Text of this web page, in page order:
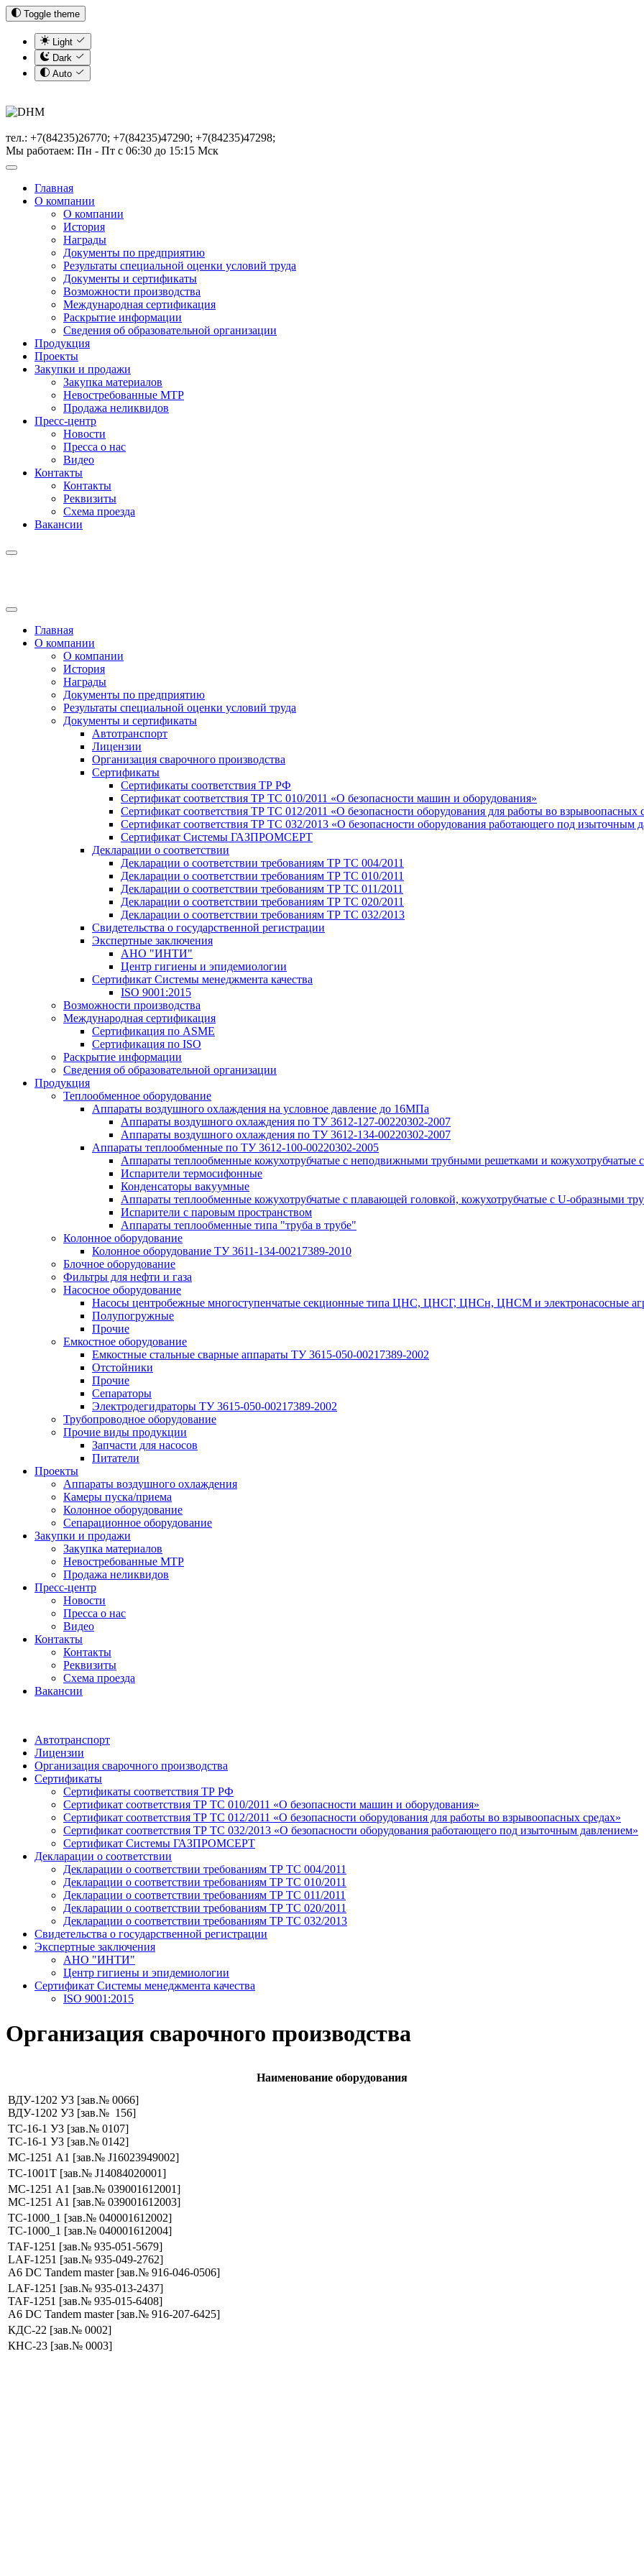
Toggle theme
Light
Dark
Auto
тел.: +7(84235)26770; +7(84235)47290; +7(84235)47298;
Мы работаем: Пн - Пт с 06:30 до 15:15 Мск
Главная
О компании
О компании
История
Награды
Документы по предприятию
Результаты специальной оценки условий труда
Документы и сертификаты
Возможности производства
Международная сертификация
Раскрытие информации
Сведения об образовательной организации
Продукция
Проекты
Закупки и продажи
Закупка материалов
Невостребованные МТР
Продажа неликвидов
Пресс-центр
Новости
Пресса о нас
Видео
Контакты
Контакты
Реквизиты
Схема проезда
Вакансии
Главная
О компании
О компании
История
Награды
Документы по предприятию
Результаты специальной оценки условий труда
Документы и сертификаты
Автотранспорт
Лицензии
Организация сварочного производства
Cертификаты
Сертификаты соответствия ТР РФ
Сертификат соответствия ТР ТС 010/2011 «О безопасности машин и оборудования»
Сертификат соответствия ТР ТС 012/2011 «О безопасности оборудования для работы во взрывоопасных
Сертификат соответствия ТР ТС 032/2013 «О безопасности оборудования работающего под изыточным
Сертификат Системы ГАЗПРОМСЕРТ
Декларации о соответствии
Декларации о соответствии требованиям ТР ТС 004/2011
Декларации о соответствии требованиям ТР ТС 010/2011
Декларации о соответствии требованиям ТР ТС 011/2011
Декларации о соответствии требованиям ТР ТС 020/2011
Декларации о соответствии требованиям ТР ТС 032/2013
Свидетельства о государственной регистрации
Экспертные заключения
АНО "ИНТИ"
Центр гигиены и эпидемиологии
Сертификат Системы менеджмента качества
ISO 9001:2015
Возможности производства
Международная сертификация
Сертификация по ASME
Сертификация по ISO
Раскрытие информации
Сведения об образовательной организации
Продукция
Теплообменное оборудование
Аппараты воздушного охлаждения на условное давление до 16МПа
Аппараты воздушного охлаждения по ТУ 3612-127-00220302-2007
Аппараты воздушного охлаждения по ТУ 3612-134-00220302-2007
Аппараты теплообменные по ТУ 3612-100-00220302-2005
Аппараты теплообменные кожухотрубчатые с неподвижными трубными решетками и кожухотрубчатые
Испарители термосифонные
Конденсаторы вакуумные
Аппараты теплообменные кожухотрубчатые с плавающей головкой, кожухотрубчатые с U-образными
Испарители с паровым пространством
Аппараты теплообменные типа "труба в трубе"
Колонное оборудование
Колонное оборудование ТУ 3611-134-00217389-2010
Блочное оборудование
Фильтры для нефти и газа
Насосное оборудование
Насосы центробежные многоступенчатые секционные типа ЦНС, ЦНСГ, ЦНСн, ЦНСМ и электронасосные
Полупогружные
Прочие
Емкостное оборудование
Емкостные стальные сварные аппараты ТУ 3615-050-00217389-2002
Отстойники
Прочие
Сепараторы
Электродегидраторы ТУ 3615-050-00217389-2002
Трубопроводное оборудование
Прочие виды продукции
Запчасти для насосов
Питатели
Проекты
Аппараты воздушного охлаждения
Камеры пуска/приема
Колонное оборудование
Сепарационное оборудование
Закупки и продажи
Закупка материалов
Невостребованные МТР
Продажа неликвидов
Пресс-центр
Новости
Пресса о нас
Видео
Контакты
Контакты
Реквизиты
Схема проезда
Вакансии
Автотранспорт
Лицензии
Организация сварочного производства
Cертификаты
Сертификаты соответствия ТР РФ
Сертификат соответствия ТР ТС 010/2011 «О безопасности машин и оборудования»
Сертификат соответствия ТР ТС 012/2011 «О безопасности оборудования для работы во взрывоопасных средах»
Сертификат соответствия ТР ТС 032/2013 «О безопасности оборудования работающего под изыточным давлением»
Сертификат Системы ГАЗПРОМСЕРТ
Декларации о соответствии
Декларации о соответствии требованиям ТР ТС 004/2011
Декларации о соответствии требованиям ТР ТС 010/2011
Декларации о соответствии требованиям ТР ТС 011/2011
Декларации о соответствии требованиям ТР ТС 020/2011
Декларации о соответствии требованиям ТР ТС 032/2013
Свидетельства о государственной регистрации
Экспертные заключения
АНО "ИНТИ"
Центр гигиены и эпидемиологии
Сертификат Системы менеджмента качества
ISO 9001:2015
Организация сварочного производства
Наименование оборудования
ВДУ-1202 У3 [зав.№ 0066]
ВДУ-1202 У3 [зав.№ 156]
ТС-16-1 У3 [зав.№ 0107]
ТС-16-1 У3 [зав.№ 0142]
МС-1251 А1 [зав.№ J16023949002]
ТС-1001Т [зав.№ J14084020001]
МС-1251 А1 [зав.№ 039001612001]
МС-1251 А1 [зав.№ 039001612003]
ТС-1000_1 [зав.№ 040001612002]
ТС-1000_1 [зав.№ 040001612004]
TAF-1251 [зав.№ 935-051-5679]
LAF-1251 [зав.№ 935-049-2762]
A6 DC Tandem master [зав.№ 916-046-0506]
LAF-1251 [зав.№ 935-013-2437]
TAF-1251 [зав.№ 935-015-6408]
A6 DC Tandem master [зав.№ 916-207-6425]
КДС-22 [зав.№ 0002]
КНС-23 [зав.№ 0003]